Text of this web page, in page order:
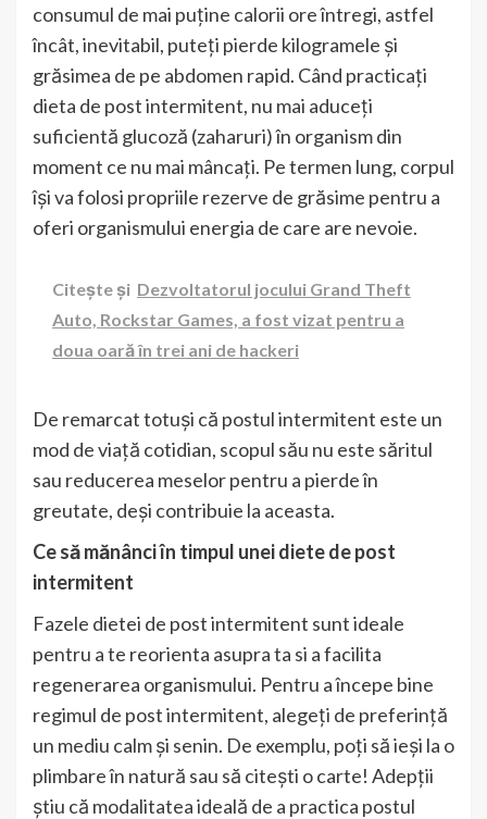
consumul de mai puține calorii ore întregi, astfel
încât, inevitabil, puteți pierde kilogramele și
grăsimea de pe abdomen rapid. Când practicați
dieta de post intermitent, nu mai aduceți
suficientă glucoză (zaharuri) în organism din
moment ce nu mai mâncați. Pe termen lung, corpul
își va folosi propriile rezerve de grăsime pentru a
oferi organismului energia de care are nevoie.
Citește și Dezvoltatorul jocului Grand Theft
Auto, Rockstar Games, a fost vizat pentru a
doua oară în trei ani de hackeri
De remarcat totuși că postul intermitent este un
mod de viață cotidian, scopul său nu este săritul
sau reducerea meselor pentru a pierde în
greutate, deși contribuie la aceasta.
Ce să mănânci în timpul unei diete de post
intermitent
Fazele dietei de post intermitent sunt ideale
pentru a te reorienta asupra ta si a facilita
regenerarea organismului. Pentru a începe bine
regimul de post intermitent, alegeți de preferință
un mediu calm și senin. De exemplu, poți să ieși la o
plimbare în natură sau să citești o carte! Adepții
știu că modalitatea ideală de a practica postul